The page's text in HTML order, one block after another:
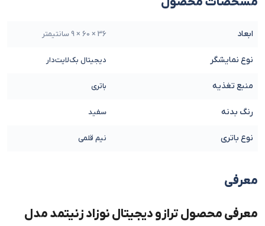
ابعاد 36 × 60 × 9 سانتیمتر
نوع نمایشگر دیجیتال بک‌لایت‌دار
منبع تغذیه باتری
رنگ بدنه سفید
نوع باتری نیم قلمی
معرفی
معرفی محصول ترازو دیجیتال نوزاد زنیتمد مدل